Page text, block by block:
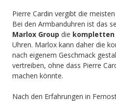
Pierre Cardin vergibt die
Bei den Armbanduhren ist das
Marlox Group die kompletten
Uhren. Marlox kann daher die
nach eigenem Geschmack
vertreiben, ohne dass Pierre
machen könnte.
Nach den Erfahrungen in